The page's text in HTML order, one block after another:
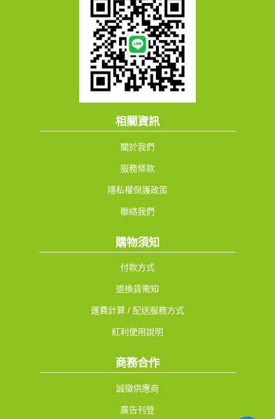
相關資訊
關於我們
服務條款
隱私權保護政策
聯絡我們
購物須知
付款方式
退換貨需知
運費計算 / 配送服務方式
紅利使用說明
商務合作
誠徵供應商
廣告刊登